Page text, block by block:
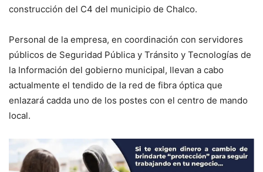
construcción del C4 del municipio de Chalco.
Personal de la empresa, en coordinación con servidores
públicos de Seguridad Pública y Tránsito y Tecnologías de
la Información del gobierno municipal, llevan a cabo
actualmente el tendido de la red de fibra óptica que
enlazará cadda uno de los postes con el centro de mando
local.